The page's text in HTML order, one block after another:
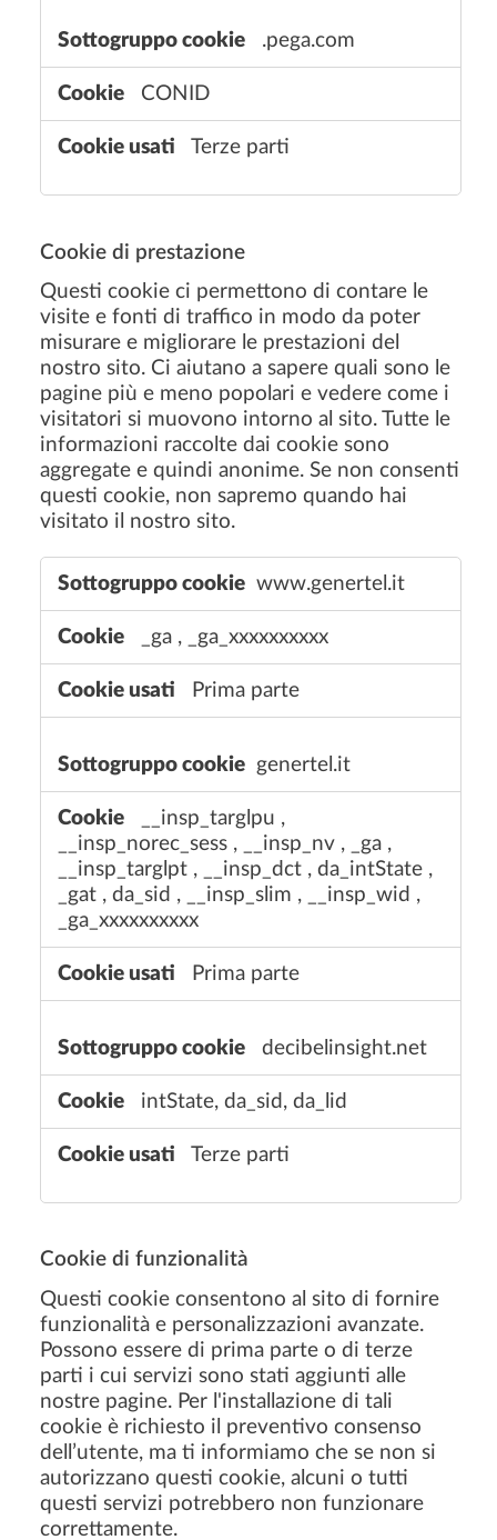
.pega.com
CONID
Terze parti
Cookie di prestazione
Questi cookie ci permettono di contare le
visite e fonti di traffico in modo da poter
misurare e migliorare le prestazioni del
nostro sito. Ci aiutano a sapere quali sono le
pagine più e meno popolari e vedere come i
visitatori si muovono intorno al sito. Tutte le
informazioni raccolte dai cookie sono
aggregate e quindi anonime. Se non consenti
questi cookie, non sapremo quando hai
visitato il nostro sito.
i
d
r
i
n
www.genertel.it
_ga , _ga_xxxxxxxxxx
Prima parte
genertel.it
__insp_targlpu ,
__insp_norec_sess , __insp_nv , _ga ,
__insp_targlpt , __insp_dct , da_intState ,
_gat , da_sid , __insp_slim , __insp_wid ,
_ga_xxxxxxxxxx
Prima parte
decibelinsight.net
intState, da_sid, da_lid
Terze parti
Cookie di funzionalità
Questi cookie consentono al sito di fornire
funzionalità e personalizzazioni avanzate.
Possono essere di prima parte o di terze
parti i cui servizi sono stati aggiunti alle
nostre pagine. Per l'installazione di tali
cookie è richiesto il preventivo consenso
dell’utente, ma ti informiamo che se non si
autorizzano questi cookie, alcuni o tutti
questi servizi potrebbero non funzionare
correttamente.